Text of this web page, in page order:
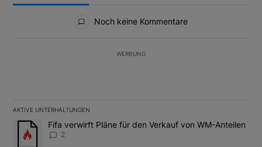
Noch keine Kommentare
WERBUNG
AKTIVE UNTERHALTUNGEN
Das Folgende ist eine Liste der am meisten kommentierten
Ein Trendartikel mit dem Titel "Fifa verwirft Pläne für den
Fifa verwirft Pläne für den Verkauf von WM-Anteilen
2